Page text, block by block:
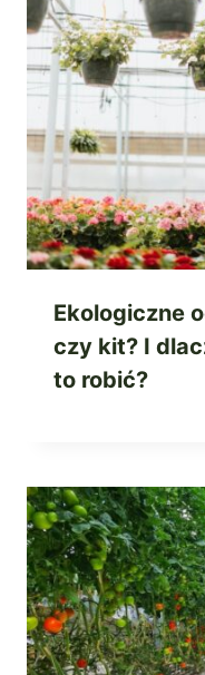
Ekologiczne
czy kit? I
to robić?